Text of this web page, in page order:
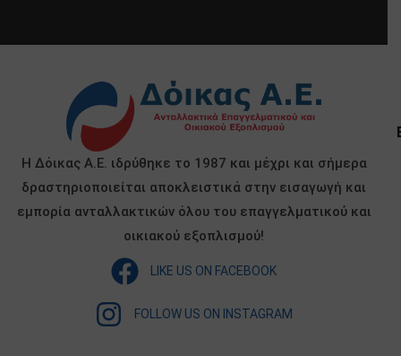
Η Δόικας Α.Ε. ιδρύθηκε το 1987 και μέχρι και σήμερα
δραστηριοποιείται αποκλειστικά στην εισαγωγή και
εμπορία ανταλλακτικών όλου του επαγγελματικού και
οικιακού εξοπλισμού!
LIKE US ON FACEBOOK
FOLLOW US ON INSTAGRAM